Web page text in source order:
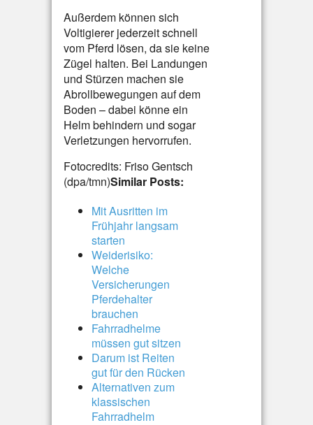
Außerdem können sich
Voltigierer jederzeit schnell
vom Pferd lösen, da sie keine
Zügel halten. Bei Landungen
und Stürzen machen sie
Abrollbewegungen auf dem
Boden – dabei könne ein
Helm behindern und sogar
Verletzungen hervorrufen.
Fotocredits: Friso Gentsch
(dpa/tmn)Similar Posts:
Mit Ausritten im
Frühjahr langsam
starten
Weiderisiko:
Welche
Versicherungen
Pferdehalter
brauchen
Fahrradhelme
müssen gut sitzen
Darum ist Reiten
gut für den Rücken
Alternativen zum
klassischen
Fahrradhelm